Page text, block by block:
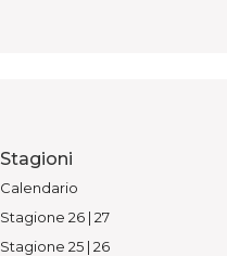
Stagioni
Calendario
Stagione 26 | 27
Stagione 25 | 26